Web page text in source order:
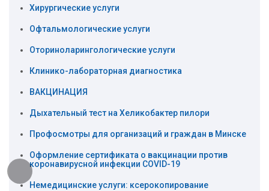
Хирургические услуги
Офтальмологические услуги
Оториноларингологические услуги
Клинико-лабораторная диагностика
ВАКЦИНАЦИЯ
Дыхательный тест на Хеликобактер пилори
Профосмотры для организаций и граждан в Минске
Оформление сертификата о вакцинации против
коронавирусной инфекции COVID-19
Немедицинские услуги: ксерокопирование